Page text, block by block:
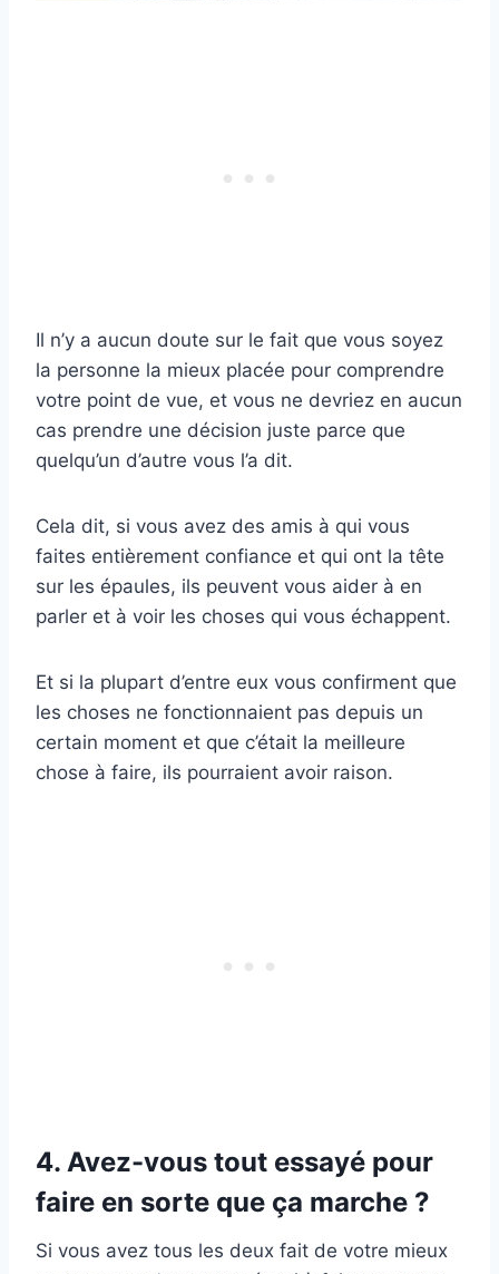
Il n’y a aucun doute sur le fait que vous soyez
la personne la mieux placée pour comprendre
votre point de vue, et vous ne devriez en aucun
cas prendre une décision juste parce que
quelqu’un d’autre vous l’a dit.
Cela dit, si vous avez des amis à qui vous
faites entièrement confiance et qui ont la tête
sur les épaules, ils peuvent vous aider à en
parler et à voir les choses qui vous échappent.
Et si la plupart d’entre eux vous confirment que
les choses ne fonctionnaient pas depuis un
certain moment et que c’était la meilleure
chose à faire, ils pourraient avoir raison.
4. Avez-vous tout essayé pour
faire en sorte que ça marche ?
Si vous avez tous les deux fait de votre mieux